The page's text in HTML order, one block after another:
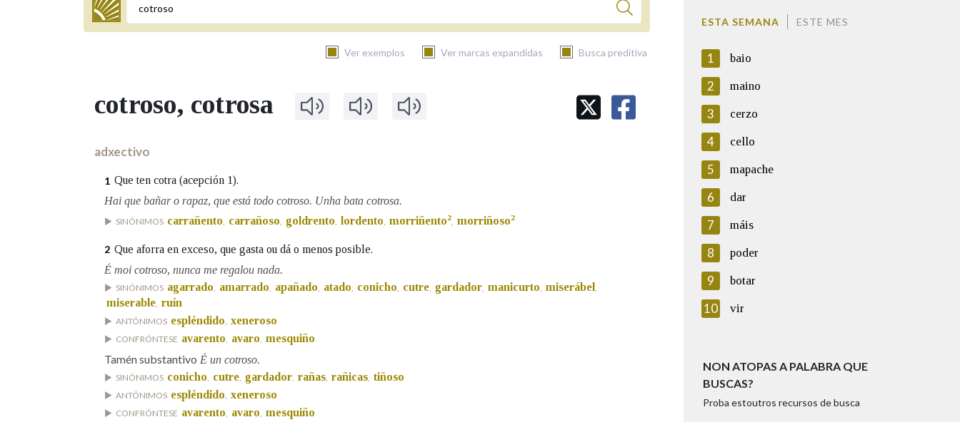
Termo a buscar
Ver exemplos Ver marcas expandidas Busca preditiva
BUSCAR NOS LEMAS
Remata por
Contén
BUSCAR NO CONTIDO
Nos exemplos
OUTRAS OPCIÓNS DE BUSCA
cotroso, cotrosa
adxectivo
1 Que ten cotra (acepción 1).
Hai que bañar o rapaz, que está todo cotroso. Unha bata cotrosa.
SINÓNIMOS carrañento, carrañoso, goldrento, lordento, morriñento2, morriñoso2
2 Que aforra en exceso, que gasta ou dá o menos posible.
É moi cotroso, nunca me regalou nada.
SINÓNIMOS agarrado amarrado apañado atado conicho cutre gardador manicurto miserábel
miserable ruín
ANTÓNIMOS espléndido xeneroso
CONFRÓNTESE avarento avaro mesquiño
Tamén substantivo É un cotroso.
SINÓNIMOS conicho cutre gardador rañas rañicas tiñoso
ANTÓNIMOS espléndido xeneroso
CONFRÓNTESE avarento avaro mesquiño
ESTA SEMANA ESTE MES
1 baio
2 maino
3 cerzo
4 cello
5 mapache
6 dar
7 máis
8 poder
9 botar
10 vir
NON ATOPAS A PALABRA QUE
BUSCAS?
Proba estoutros recursos de busca